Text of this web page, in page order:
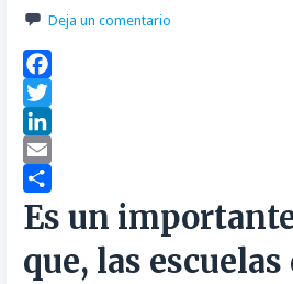
Deja un comentario
F
a
c
e
b
o
T
w
t
e
L
n
e
E
m
i
C
m
Es un
que, las escuelas